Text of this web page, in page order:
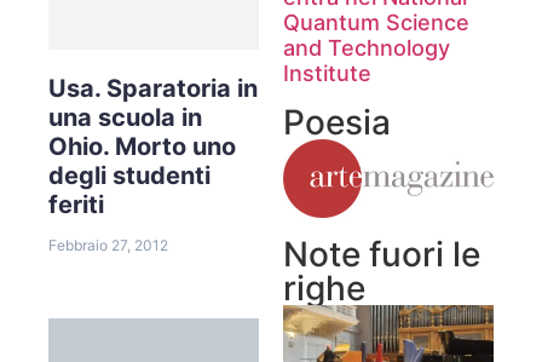
Usa. Sparatoria in
una scuola in
Ohio. Morto uno
degli studenti
feriti
Febbraio 27, 2012
Quantum Science
and Technology
Institute
Poesia
Note fuori le
righe